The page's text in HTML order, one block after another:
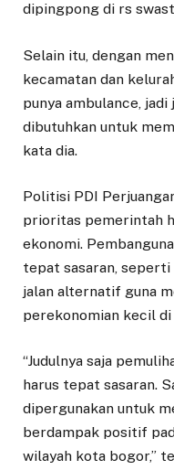
dipingpong di rs
Selain itu, dengan
kecamatan dan
punya ambulance,
dibutuhkan untuk
kata dia.
Politisi PDI
prioritas pemerintah
ekonomi.
tepat sasaran,
jalan alternatif guna
perekonomian kecil di
“Judulnya saja
harus tepat sasaran.
dipergunakan untuk
berdampak positif
wilayah kota bogor,”